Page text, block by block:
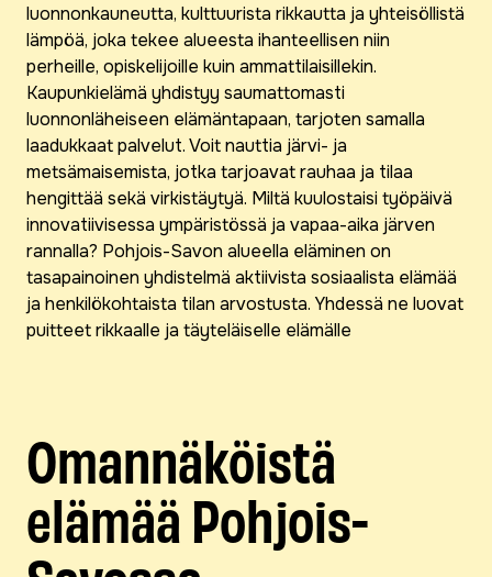
luonnonkauneutta, kulttuurista rikkautta ja yhteisöllistä
lämpöä, joka tekee alueesta ihanteellisen niin
perheille, opiskelijoille kuin ammattilaisillekin.
Kaupunkielämä yhdistyy saumattomasti
luonnonläheiseen elämäntapaan, tarjoten samalla
laadukkaat palvelut. Voit nauttia järvi- ja
metsämaisemista, jotka tarjoavat rauhaa ja tilaa
hengittää sekä virkistäytyä. Miltä kuulostaisi työpäivä
innovatiivisessa ympäristössä ja vapaa-aika järven
rannalla? Pohjois-Savon alueella eläminen on
tasapainoinen yhdistelmä aktiivista sosiaalista elämää
ja henkilökohtaista tilan arvostusta. Yhdessä ne luovat
puitteet rikkaalle ja täyteläiselle elämälle
Omannäköistä
elämää Pohjois-